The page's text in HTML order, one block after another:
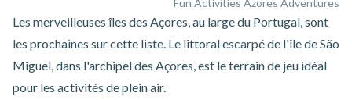
Fun Activities Azores Adventures
Les merveilleuses îles des Açores, au large du Portugal, sont
les prochaines sur cette liste. Le littoral escarpé de l'île de São
Miguel, dans l'archipel des Açores, est le terrain de jeu idéal
pour les activités de plein air.